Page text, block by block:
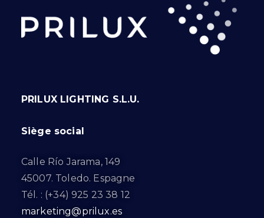
PRILUX LIGHTING S.L.U.
Siège social
Calle Río Jarama, 149
45007. Toledo. Espagne
Tél. : (+34) 925 23 38 12
marketing@prilux.es